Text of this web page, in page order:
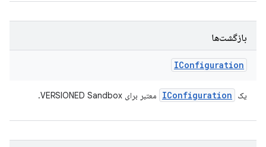
بازگشت‌ها
IConfiguration
یک IConfiguration معتبر برای VERSIONED Sandbox.